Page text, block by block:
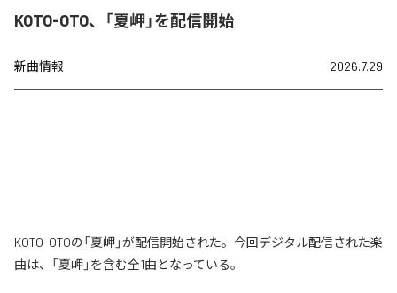
KOTO-OTO、「夏岬」を配信開始
新曲情報 2026.7.29
KOTO-OTOの「夏岬」が配信開始された。今回デジタル配信された楽
曲は、「夏岬」を含む全1曲となっている。